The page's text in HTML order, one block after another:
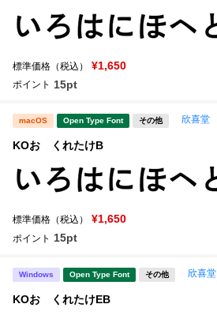
標準価格（税込） ¥1,650
ポイント 15pt
macOS Open Type Font その他 欣喜堂
KOおゝくれたけB
標準価格（税込） ¥1,650
ポイント 15pt
Windows Open Type Font その他 欣喜堂
KOおゝくれたけEB